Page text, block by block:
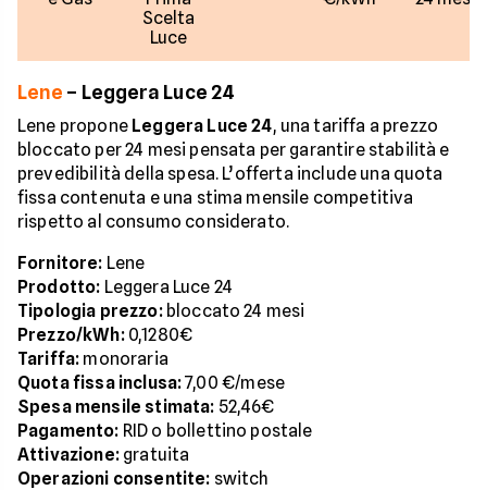
Scelta
Luce
Lene – Leggera Luce 24
Lene propone Leggera Luce 24, una tariffa a prezzo
bloccato per 24 mesi pensata per garantire stabilità e
prevedibilità della spesa. L’offerta include una quota
fissa contenuta e una stima mensile competitiva
rispetto al consumo considerato.
Fornitore: Lene
Prodotto: Leggera Luce 24
Tipologia prezzo:bloccato 24 mesi
Prezzo/kWh:0,1280€
Tariffa: monoraria
Quota fissa inclusa:7,00 €/mese
Spesa mensile stimata: 52,46€
Pagamento: RID o bollettino postale
Attivazione:gratuita
Operazioni consentite: switch